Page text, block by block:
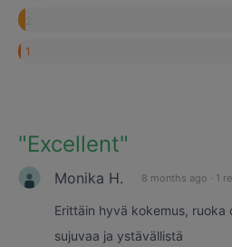
1
"Excellent"
Monika H. 8 months ago · 1
Erittäin hyvä kokemus, ruoka
sujuvaa ja ystävällistä